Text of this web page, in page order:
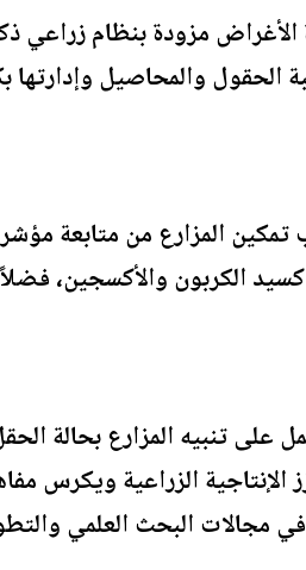
مزودة بنظام زراعي
والمحاصيل وإدارتها
تمكين المزارع من متابعة
الكربون والأكسجين،
على تنبيه المزارع بحالة
الزراعية ويكرس
مجالات البحث العلمي